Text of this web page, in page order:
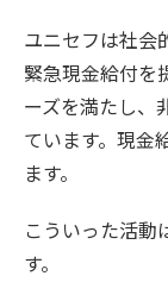
ユニセフは社会
緊急現金給付を
ーズを満たし、
ています。現金
ます。
こういった活動
す。